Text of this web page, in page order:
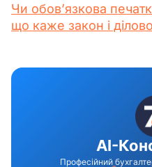
Чи обов’язкова
що каже закон і